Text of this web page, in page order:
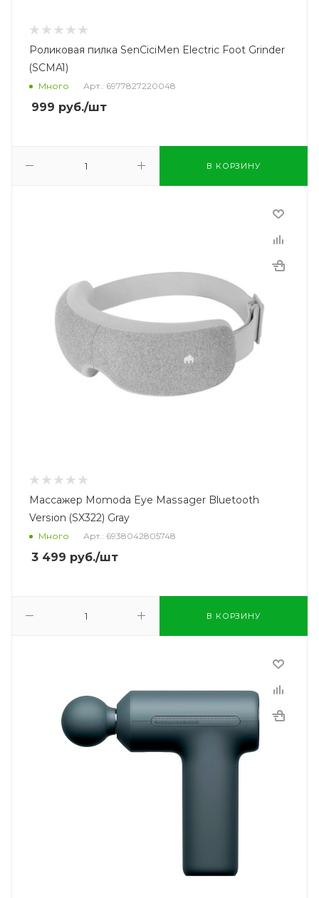
Роликовая пилка SenCiciMen Electric Foot Grinder
(SCMA1)
Много Арт.: 6977827220048
999 руб./шт
В КОРЗИНУ
Массажер Momoda Eye Massager Bluetooth
Version (SX322) Gray
Много Арт.: 6938042805748
3 499 руб./шт
В КОРЗИНУ